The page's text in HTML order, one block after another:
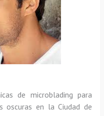
de microblading para
oscuras en la Ciudad de